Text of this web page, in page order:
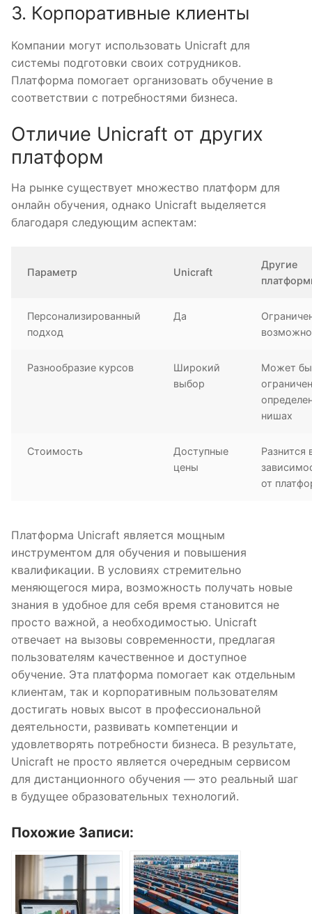
3. Корпоративные клиенты
Компании могут использовать Unicraft для
системы подготовки своих сотрудников.
Платформа помогает организовать обучение в
соответствии с потребностями бизнеса.
Отличие Unicraft от других
платформ
На рынке существует множество платформ для
онлайн обучения, однако Unicraft выделяется
благодаря следующим аспектам:
Параметр Unicraft
Другие
Персонализированный
подход
Да
Разнообразие курсов
Широкий
выбор
Может
нишах
Стоимость
Доступные
цены
Разнится
от
Платформа Unicraft является мощным
инструментом для обучения и повышения
квалификации. В условиях стремительно
меняющегося мира, возможность получать новые
знания в удобное для себя время становится не
просто важной, а необходимостью. Unicraft
отвечает на вызовы современности, предлагая
пользователям качественное и доступное
обучение. Эта платформа помогает как отдельным
клиентам, так и корпоративным пользователям
достигать новых высот в профессиональной
деятельности, развивать компетенции и
удовлетворять потребности бизнеса. В результате,
Unicraft не просто является очередным сервисом
для дистанционного обучения — это реальный шаг
в будущее образовательных технологий.
Похожие Записи: